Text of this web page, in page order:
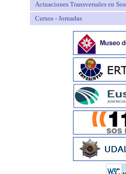
Actuaciones Transversales en
Cursos - Jornadas